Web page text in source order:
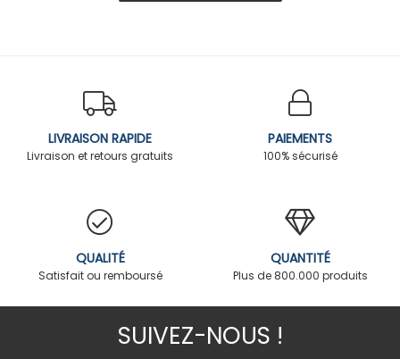
LIVRAISON RAPIDE
Livraison et retours gratuits
PAIEMENTS
100% sécurisé
QUALITÉ
Satisfait ou remboursé
QUANTITÉ
Plus de 800.000 produits
SUIVEZ-NOUS !